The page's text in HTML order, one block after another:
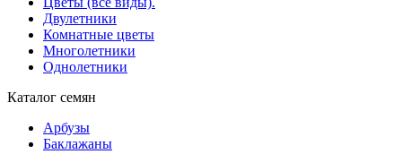
Двулетники
Комнатные цветы
Многолетники
Однолетники
Каталог семян
Арбузы
Баклажаны